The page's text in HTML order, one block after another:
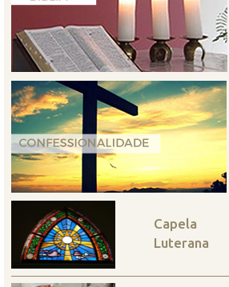
Capela
Luterana